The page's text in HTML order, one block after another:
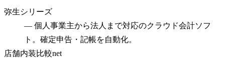
弥生シリーズ
— 個人事業主から法人まで対応のクラウド会計ソフ
ト。確定申告・記帳を自動化。
店舗内装比較net